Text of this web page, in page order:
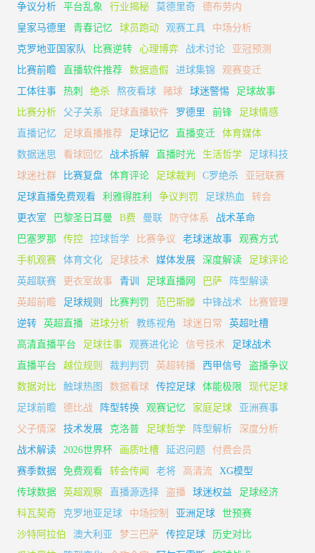
争议分析
平台乱象 行业揭秘 莫德里奇
德布劳内
皇家马德里
青春记忆 球员跑动 观赛工具
中场分析
克罗地亚国家队
比赛逆转 心理博弈 战术讨论
亚冠预测
比赛前瞻
直播软件推荐 数据造假 进球集锦
观赛变迁
工体往事
热刺 绝杀 熬夜看球 赌球 球迷警惕
足球故事
比赛分析
父子关系 足球直播软件 罗德里 前锋
足球情感
直播记忆
足球直播推荐 足球记忆 直播变迁
体育媒体
数据迷思
看球回忆 战术拆解 直播时光 生活哲学
足球科技
球迷社群
比赛复盘 体育评论 足球裁判 C罗绝杀
亚冠联赛
足球直播免费观看
利雅得胜利 争议判罚 足球热血
转会
更衣室
巴黎圣日耳曼 B费 曼联 防守体系
战术革命
巴塞罗那
传控 控球哲学 比赛争议 老球迷故事
观赛方式
手机观赛
体育文化 足球技术 媒体发展 深度解读
足球评论
英超联赛
更衣室故事 青训 足球直播网 巴萨
阵型解读
英超前瞻
足球规则 比赛判罚 范巴斯滕 中锋战术
比赛管理
逆转
英超直播 进球分析 教练视角 球迷日常
英超吐槽
高清直播平台
足球往事 观赛进化论 信号技术
足球战术
直播平台
越位规则 裁判判罚 英超转播 西甲信号
盗播争议
数据对比
触球热图 数据看球 传控足球 体能极限
现代足球
足球前瞻
德比战 阵型转换 观赛记忆 家庭足球
亚洲赛事
父子情深
技术发展 克洛普 足球哲学 阵型解析
深度分析
战术解读
2026世界杯 画质吐槽 延迟问题
付费会员
赛季数据
免费观看 转会传闻 老将 高清流
XG模型
传球数据
英超观察 直播源选择 盗播 球迷权益
足球经济
科瓦契奇
克罗地亚足球 中场控制 亚洲足球
世预赛
沙特阿拉伯
澳大利亚 梦三巴萨 传控足球
历史对比